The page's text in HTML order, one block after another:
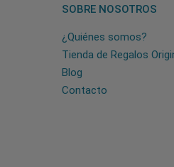
SOBRE NOSOTROS
¿Quiénes somos?
Tienda de Regalos
Blog
Contacto